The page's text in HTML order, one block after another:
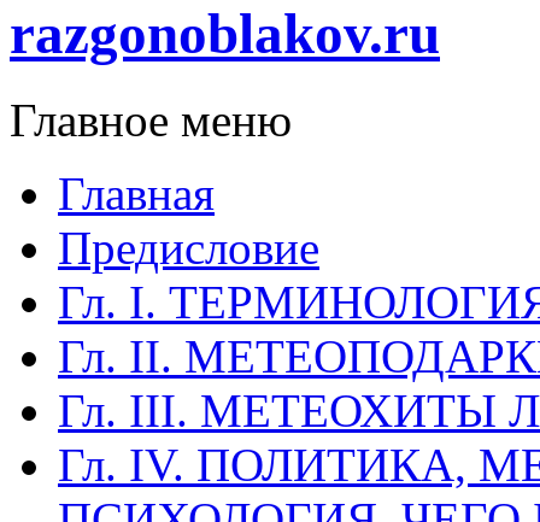
razgonoblakov.ru
Главное меню
Главная
Предисловие
Гл. I.
Гл. II.
Гл. III. МЕТЕОХИТЫ
Гл. IV. ПОЛИТИКА,